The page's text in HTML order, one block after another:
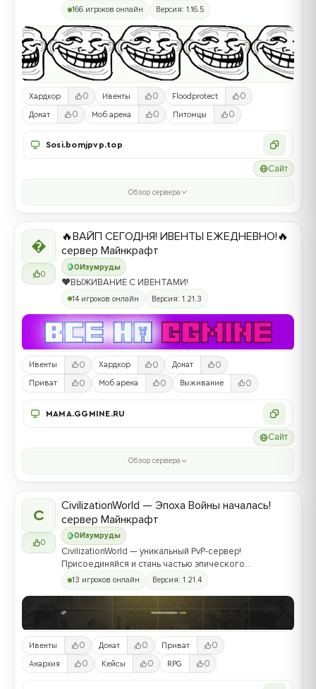
166 игроков онлайн Версия: 1.16.5
Хардкор 0 Ивенты 0 Floodprotect 0
Донат 0 Моб арена 0 Питомцы 0
Sosi.bomjpvp.top
Сайт
Обзор сервера

0
0Изумруды
🔥ВАЙП СЕГОДНЯ! ИВЕНТЫ ЕЖЕДНЕВНО!🔥
сервер Майнкрафт
❤️ВЫЖИВАНИЕ С ИВЕНТАМИ!
14 игроков онлайн Версия: 1.21.3
Ивенты 0 Хардкор 0 Донат 0
Приват 0 Моб арена 0 Выживание 0
MAMA.GGMINE.RU
Сайт
Обзор сервера
C
0
0 Изумруды
CivilizationWorld — Эпоха Войны началась!
сервер Майнкрафт
CivilizationWorld — уникальный PvP-сервер!
Присоединяйся и стань частью эпического
противостояния между Альвами и Йотунами!
13 игроков онлайн Версия: 1.21.4
Ивенты 0 Донат 0 Приват 0
Анархия 0 Кейсы 0 RPG 0